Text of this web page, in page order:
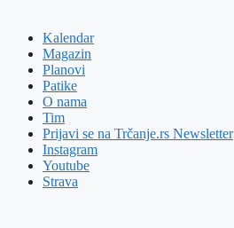
Kalendar
Magazin
Planovi
Patike
O nama
Tim
Prijavi se na Trčanje.rs Newsletter
Instagram
Youtube
Strava